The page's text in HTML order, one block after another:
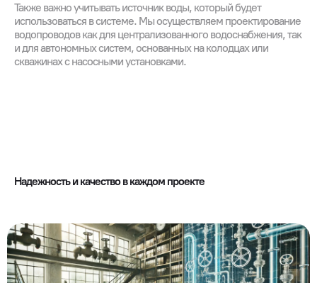
Также важно учитывать источник воды, который будет
использоваться в системе. Мы осуществляем проектирование
водопроводов как для централизованного водоснабжения, так
и для автономных систем, основанных на колодцах или
скважинах с насосными установками.
Надежность и качество в каждом проекте